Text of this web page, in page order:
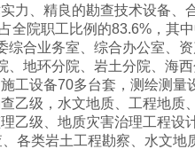
力、精良的勘查技术设备、
院职工比例的83.6%，其中
合业务室、综合办公室、
地环分院、岩土分院、海西
工设备70多台套，测绘测量
乙级，水文地质、工程地质
乙级、地质灾害治理工程设
各类岩土工程勘察、水文地